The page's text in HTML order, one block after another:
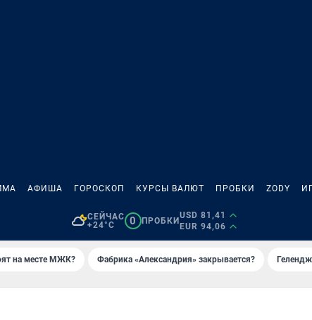
АФИША ГОРОСКОП КУРСЫ ВАЛЮТ ПРОБКИ ZODY
СЕЙЧАС
+24°C
0 ПРОБКИ
USD 81,41
EUR 94,06
на месте МЖК? Фабрика «Александрия» закрывается?